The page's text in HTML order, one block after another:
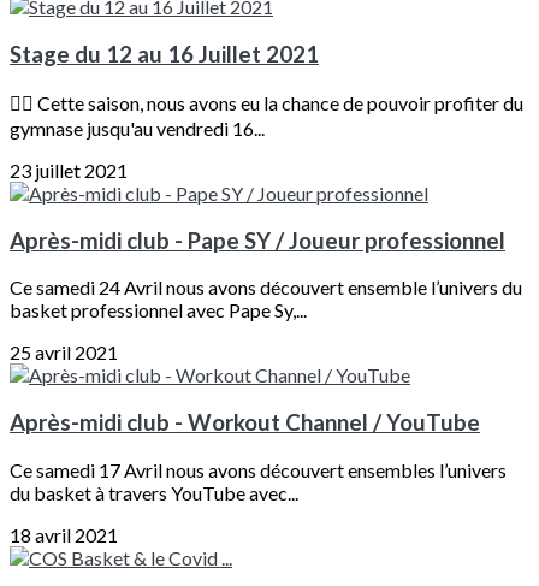
Stage du 12 au 16 Juillet 2021
⛹🏽 Cette saison, nous avons eu la chance de pouvoir profiter du
gymnase jusqu'au vendredi 16...
23 juillet 2021
Après-midi club - Pape SY / Joueur professionnel
Ce samedi 24 Avril nous avons découvert ensemble l’univers du
basket professionnel avec Pape Sy,...
25 avril 2021
Après-midi club - Workout Channel / YouTube
Ce samedi 17 Avril nous avons découvert ensembles l’univers
du basket à travers YouTube avec...
18 avril 2021